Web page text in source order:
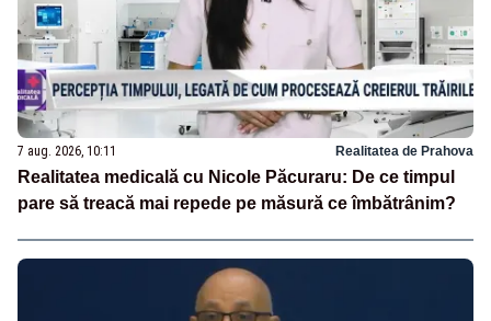
7 aug. 2026, 10:11 Realitatea de Prahova
Realitatea medicală cu Nicole Păcuraru: De ce timpul
pare să treacă mai repede pe măsură ce îmbătrânim?